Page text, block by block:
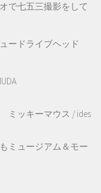
で七五三撮影をして
ードライブヘッド
ミッキーマウス / ides
ミュージアム＆モー